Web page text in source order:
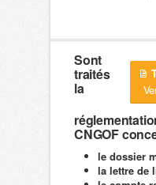
Sont
traités
la
CNGOF
le dossier
la lettre de